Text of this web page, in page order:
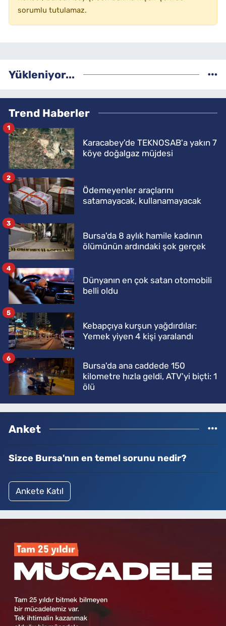
sorumlu tutulamaz.
Yükleniyor...
Trend Haberler
Karacabey'de TEKNOSAB'a yakın 7
köye doğalgaz müjdesi
1
Ödemeyenler araçlarını
satamayacak, kullanamayacak
2
Bursa'da 8 aylık hamile kadının
ölümünün ardındaki şok gerçek
3
Dünyanın en çok satan otomobili
belli oldu
4
Kebapçıya kurşun yağdırdılar:
Yemek yiyen 4 kişi yaralandı
5
Bursa'da ana caddede 150
kilometre hızla geldi, ATV'yi biçti: 1
ölü
6
Anket
Sizce Bursa'nın en temel sorunu nedir?
Ankete Katıl